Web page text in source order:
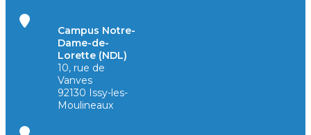
Campus Notre-
Dame-de-
Lorette (NDL)
10, rue de
Vanves
92130 Issy-les-
Moulineaux